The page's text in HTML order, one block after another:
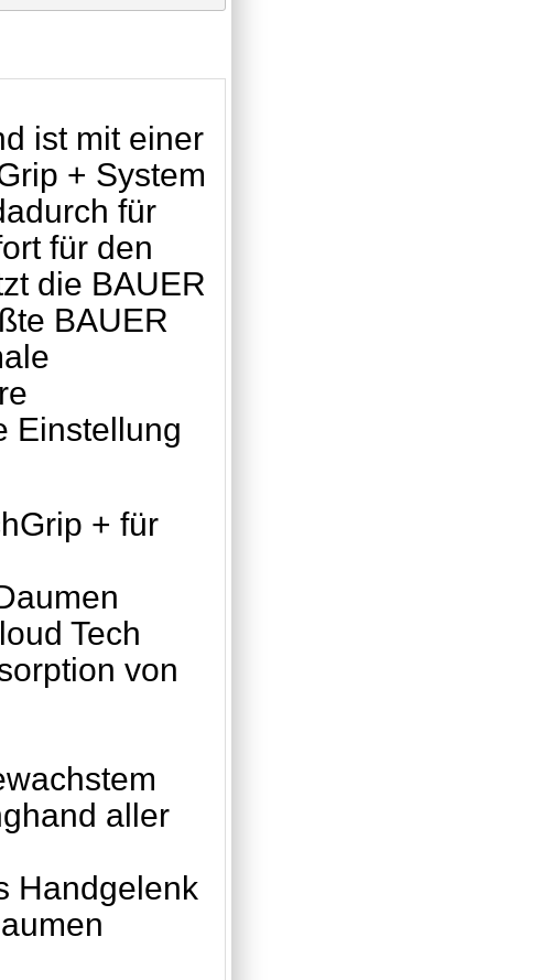
ist mit einer
+ System
für
für den
die BAUER
BAUER
Einstellung
+ für
Tech
von
aller
Handgelenk